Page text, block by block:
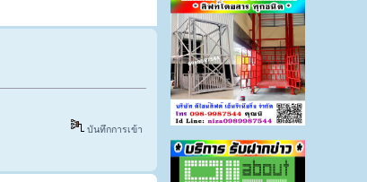
บันทึกการเข้า